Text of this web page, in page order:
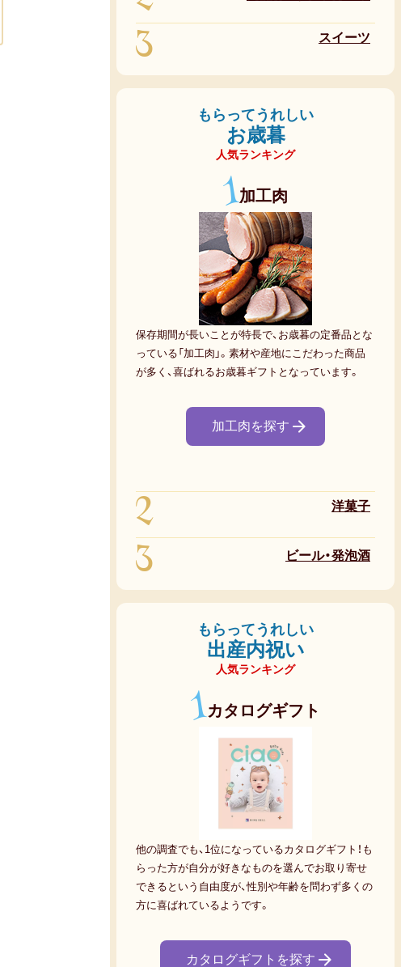
3 スイーツ
もらってうれしい
お歳暮
人気ランキング
1加工肉
保存期間が長いことが特長で、お歳暮の定番品とな
っている「加工肉」。素材や産地にこだわった商品
が多く、喜ばれるお歳暮ギフトとなっています。
加工肉を探す
2 洋菓子
3 ビール・発泡酒
もらってうれしい
出産内祝い
人気ランキング
1カタログギフト
他の調査でも、1位になっているカタログギフト！も
らった方が自分が好きなものを選んでお取り寄せ
できるという自由度が、性別や年齢を問わず多くの
方に喜ばれているようです。
カタログギフトを探す